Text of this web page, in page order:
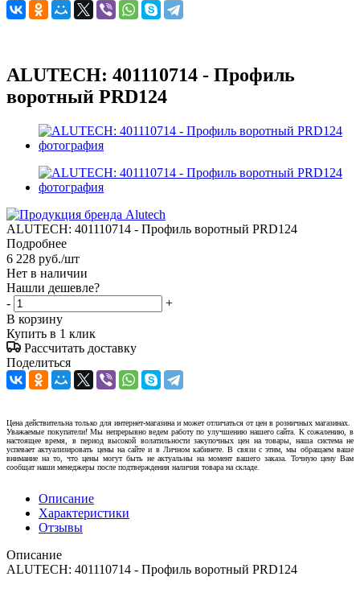
ALUTECH: 401110714 - Профиль
воротный PRD124
ALUTECH: 401110714 - Профиль воротный PRD124
Подробнее
6 228 руб./шт
Нет в наличии
Нашли дешевле?
-
+
В корзину
Купить в 1 клик
Рассчитать доставку
Поделиться
Цена действительна только для интернет-магазина и может отличаться от цен в розничных магазинах.
Уважаемые покупатели! Мы непрерывно ведем работу по улучшению нашего сайта. К сожалению, в
настоящее время, в период высокой волатильности закупочных цен на товары, наша система не
успевает актуализировать цены на сайте и в Личном кабинете. В связи с этим, мы обращаем ваше
внимание на то, что цены могут быть не актуальны на момент вашего заказа. Точную цену Вам
сообщат наши менеджеры после подтверждения наличия товара на складе.
Описание
Характеристики
Отзывы
Описание
ALUTECH: 401110714 - Профиль воротный PRD124